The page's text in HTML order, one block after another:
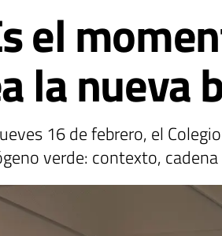
el
la nueva
16 de febrero, el
verde: contexto,